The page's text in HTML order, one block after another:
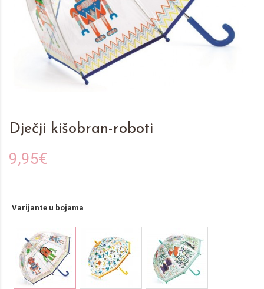
Dječji kišobran-roboti
9,95€
Varijante u bojama